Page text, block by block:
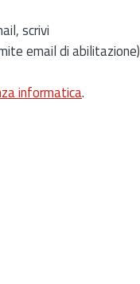
scrivi
email di abilitazione)
informatica.